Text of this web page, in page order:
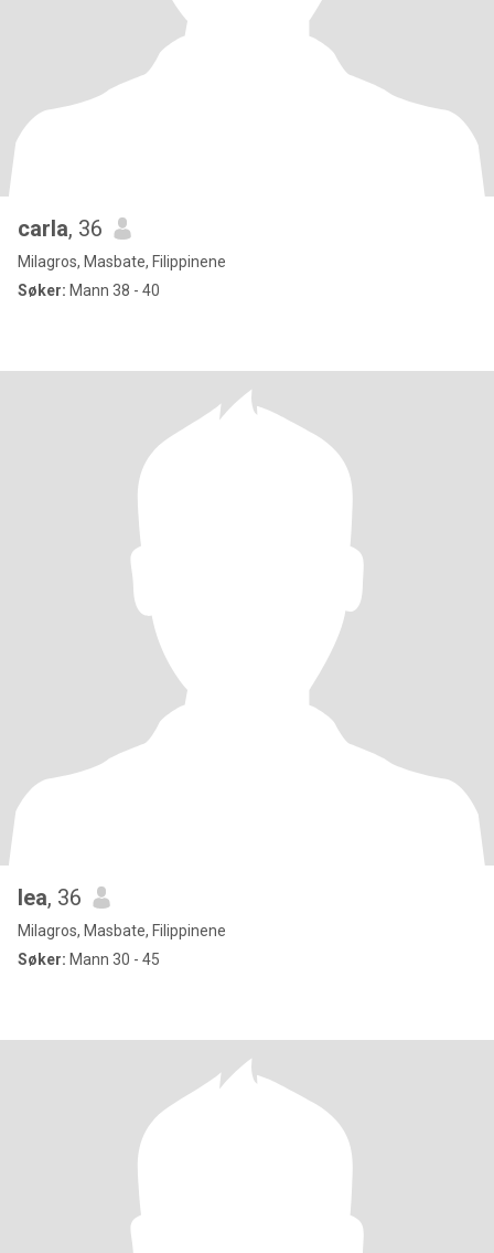
carla, 36
Milagros, Masbate, Filippinene
Søker: Mann 38 - 40
lea, 36
Milagros, Masbate, Filippinene
Søker: Mann 30 - 45